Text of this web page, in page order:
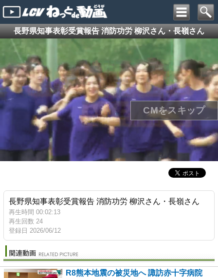
長野県知事表彰受賞報告 消防功労 柳沢さん・長嶺さん
長野県知事表彰受賞報告 消防功労 柳沢さん・長嶺さん
再生時間 00:02:13
再生回数 24
登録日 2026/06/12
R8熊本地震の被災地へ 諏訪赤十字病院